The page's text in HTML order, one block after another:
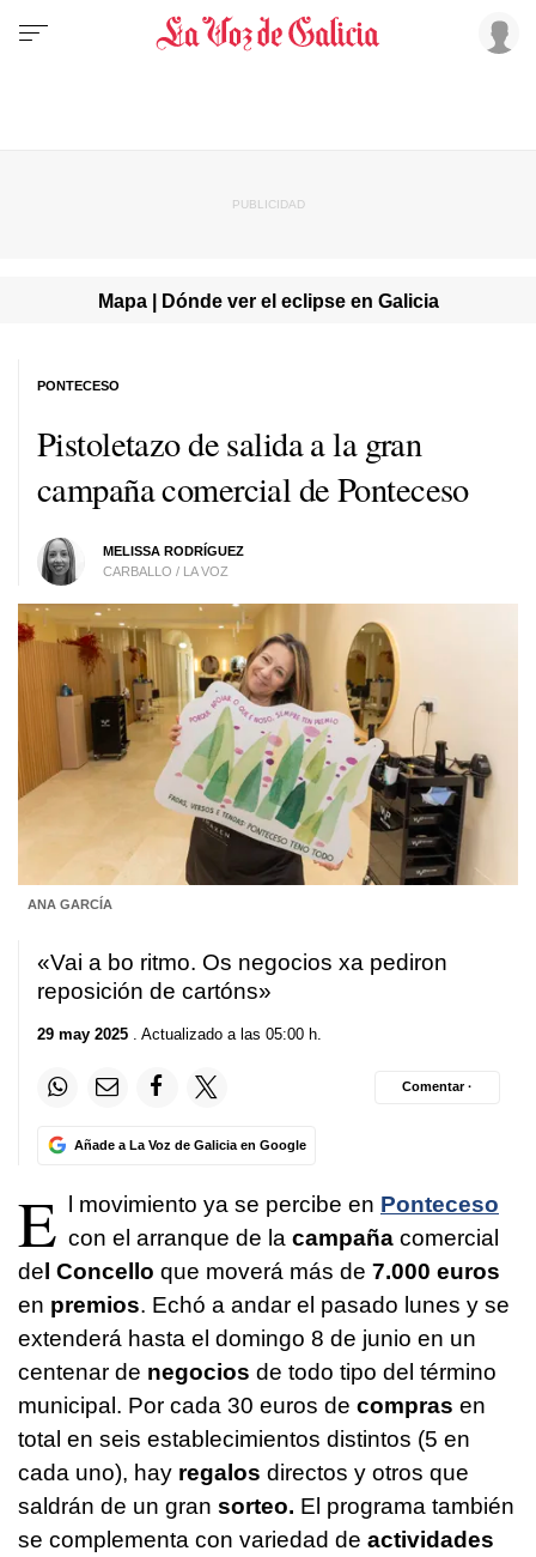
Mapa | Dónde ver el eclipse en Galicia
Pistoletazo de salida a la gran
campaña comercial de Ponteceso
MELISSA RODRÍGUEZ
CARBALLO / LA VOZ
PONTECESO
ANA GARCÍA
«Vai a bo ritmo. Os negocios xa pediron
reposición de cartóns»
29 may 2025 . Actualizado a las 05:00 h.
Añade a La Voz de Galicia en Google
Comentar ·
E l movimiento ya se percibe en Ponteceso
con el arranque de la campaña comercial
del Concello que moverá más de 7.000 euros
en premios. Echó a andar el pasado lunes y se
extenderá hasta el domingo 8 de junio en un
centenar de negocios de todo tipo del término
municipal. Por cada 30 euros de compras en
total en seis establecimientos distintos (5 en
cada uno), hay regalos directos y otros que
saldrán de un gran sorteo. El programa también
se complementa con variedad de actividades